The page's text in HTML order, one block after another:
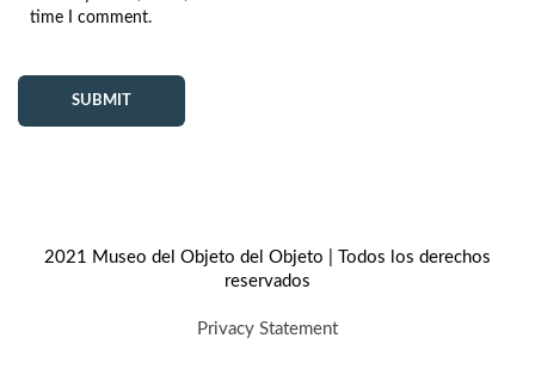
time I comment.
2021 Museo del Objeto del Objeto | Todos los derechos
reservados
Privacy Statement